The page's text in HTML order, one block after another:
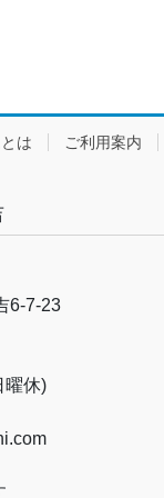
は ご利用案内
6-7-23
曜休)